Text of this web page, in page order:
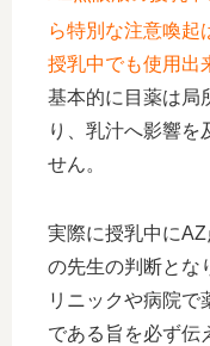
ら特別な注意喚起
授乳中でも使用出
基本的に目薬は局
り、乳汁へ影響を
せん。
実際に授乳中に
の先生の判断とな
リニックや病院で
である旨を必ず伝